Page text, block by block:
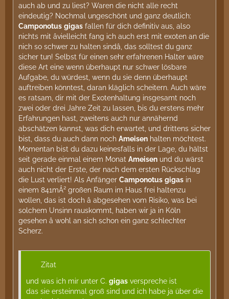
auch ab und zu liest? Waren die nicht alle recht
eindeutig? Nochmal ungeschönt und ganz deutlich:
Camponotus gigas fallen für dich definitiv aus, also
nichts mit âvielleicht fang ich auch erst mit exoten an die
nich so schwer zu halten sindâ, das solltest du ganz
sicher tun! Selbst für einen sehr erfahrenen Halter wäre
diese Art eine wenn überhaupt nur schwer lösbare
Aufgabe, du würdest, wenn du sie denn überhaupt
auftreiben könntest, daran kläglich scheitern. Auch wäre
es ratsam, dir mit der Exotenhaltung insgesamt noch
zwei oder drei Jahre Zeit zu lassen, bis du erstens mehr
Erfahrungen hast, zweitens auch nur annähernd
abschätzen kannst, was dich erwartet, und drittens sicher
bist, dass du auch dann noch Ameisen halten möchtest.
Momentan bist du dazu keinesfalls in der Lage, du hältst
seit gerade einmal einem Monat Ameisen und du wärst
auch nicht der Erste, der nach dem ersten Rückschlag
die Lust verliert! Als Anfänger Camponotus gigas in
einem 841mÂ² großen Raum im Haus frei haltenzu
wollen, das ist doch â abgesehen vom Risiko, was bei
solchem Unsinn rauskommt, haben wir ja in Köln
gesehen â wohl an sich schon ein ganz schlechter
Scherz.
Zitat
und was ich mir unter C. gigas verspreche ist
das sie ersteinmal groß sind und ich habe ja über die